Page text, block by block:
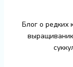
Блог о редких